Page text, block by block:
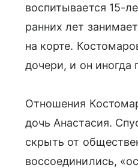
воспитывается 15-
ранних лет
на корте.
дочери, и он иногда
Отношения
дочь Анастасия.
скрыть от
воссоединились,